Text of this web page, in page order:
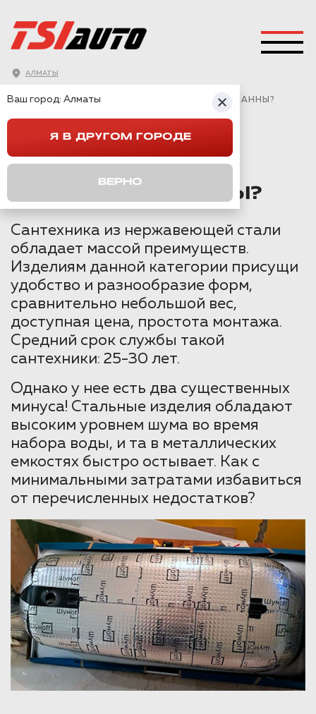
АЛМАТЫ
КАК СДЕЛАТЬ ШУМОИЗОЛЯЦИЮ СТАЛЬНОЙ ВАННЫ?
ШУМОИЗОЛЯЦИЮ
СТАЛЬНОЙ ВАННЫ?
Сантехника из нержавеющей стали
обладает массой преимуществ.
Изделиям данной категории присущи
удобство и разнообразие форм,
сравнительно небольшой вес,
доступная цена, простота монтажа.
Средний срок службы такой
сантехники: 25-30 лет.
Однако у нее есть два существенных
минуса! Стальные изделия обладают
высоким уровнем шума во время
набора воды, и та в металлических
емкостях быстро остывает. Как с
минимальными затратами избавиться
от перечисленных недостатков?
Ваш город: Алматы
Я В ДРУГОМ ГОРОДЕ
ВЕРНО